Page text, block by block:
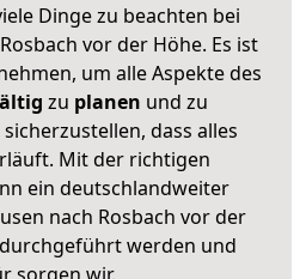
Dinge zu beachten bei
vor der Höhe. Es ist
um alle Aspekte des
zu planen und zu
sicherzustellen, dass alles
Mit der richtigen
ein deutschlandweiter
nach Rosbach vor der
werden und